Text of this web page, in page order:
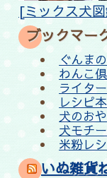
[ミックス犬
ブックマー
ぐんま
わんこ
ライタ
レシピ
犬のお
犬モチ
米粉レ
いぬ雑貨